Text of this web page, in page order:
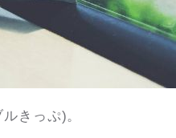
きっぷ)。